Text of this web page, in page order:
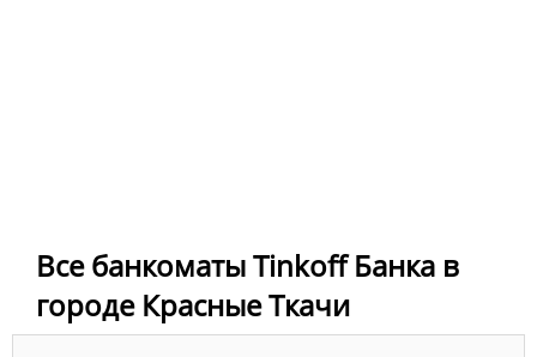
Все банкоматы Tinkoff Банка в
городе Красные Ткачи